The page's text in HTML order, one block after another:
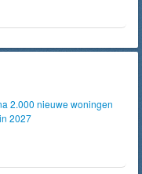
2.000 nieuwe woningen
2027